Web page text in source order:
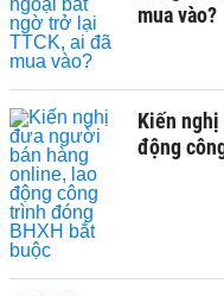
mua vào?
Kiến
động